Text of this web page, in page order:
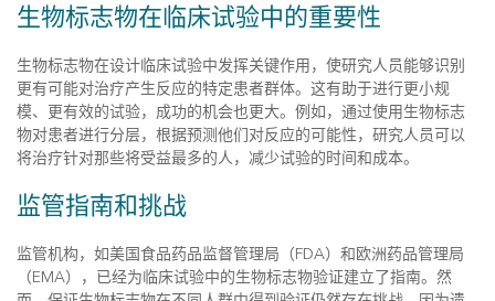
生物标志物在临床试验中的重要性
生物标志物在设计临床试验中发挥关键作用，使研究人员能够识别
更有可能对治疗产生反应的特定患者群体。这有助于进行更小规
模、更有效的试验，成功的机会也更大。例如，通过使用生物标志
物对患者进行分层，根据预测他们对反应的可能性，研究人员可以
将治疗针对那些将受益最多的人，减少试验的时间和成本。
监管指南和挑战
监管机构，如美国食品药品监督管理局（FDA）和欧洲药品管理局
（EMA），已经为临床试验中的生物标志物验证建立了指南。然